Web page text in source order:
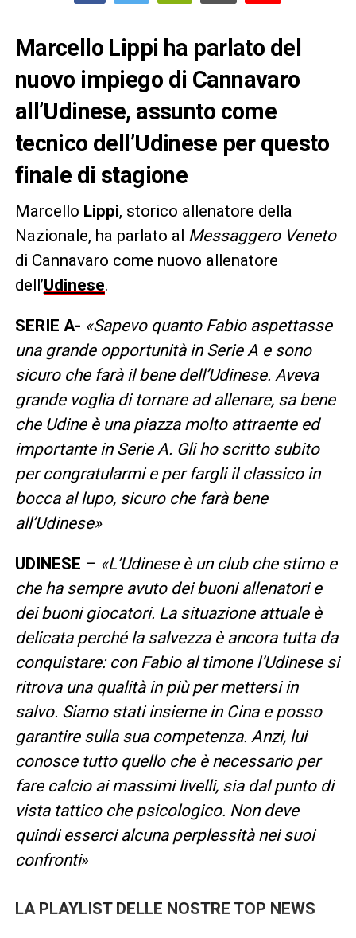
Marcello Lippi ha parlato del
nuovo impiego di Cannavaro
all’Udinese, assunto come
tecnico dell’Udinese per questo
finale di stagione
Marcello Lippi, storico allenatore della
Nazionale, ha parlato al Messaggero Veneto
di Cannavaro come nuovo allenatore
dell’Udinese.
SERIE A- «Sapevo quanto Fabio aspettasse
una grande opportunità in Serie A e sono
sicuro che farà il bene dell’Udinese. Aveva
grande voglia di tornare ad allenare, sa bene
che Udine è una piazza molto attraente ed
importante in Serie A. Gli ho scritto subito
per congratularmi e per fargli il classico in
bocca al lupo, sicuro che farà bene
all’Udinese»
UDINESE – «L’Udinese è un club che stimo e
che ha sempre avuto dei buoni allenatori e
dei buoni giocatori. La situazione attuale è
delicata perché la salvezza è ancora tutta da
conquistare: con Fabio al timone l’Udinese si
ritrova una qualità in più per mettersi in
salvo. Siamo stati insieme in Cina e posso
garantire sulla sua competenza. Anzi, lui
conosce tutto quello che è necessario per
fare calcio ai massimi livelli, sia dal punto di
vista tattico che psicologico. Non deve
quindi esserci alcuna perplessità nei suoi
confronti»
LA PLAYLIST DELLE NOSTRE TOP NEWS